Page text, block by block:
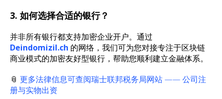
3. 如何选择合适的银行？
并非所有银行都支持加密企业开户。通过
Deindomizil.ch 的网络，我们可为您对接专注于区块链
商业模式的加密友好型银行，帮助您顺利建立金融体系。
📎 更多法律信息可查阅瑞士联邦税务局网站 —— 公司注
册与实物出资